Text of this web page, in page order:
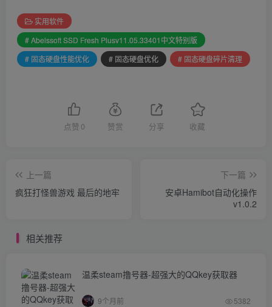
实用软件
# Abelssoft SSD Fresh Plusv11.05.33401中文特别版
# 固态硬盘性能优化
# 固态硬盘优化 # 固态硬盘碎片清理
点赞 0 赞赏 分享 收藏
上一篇
疯狂打怪兽游戏 最后的地牢
下一篇
安卓Hamibot自动化操作
v1.0.2
相关推荐
温柔steam撸号器-超强大的QQkey获取器
9个月前 5382